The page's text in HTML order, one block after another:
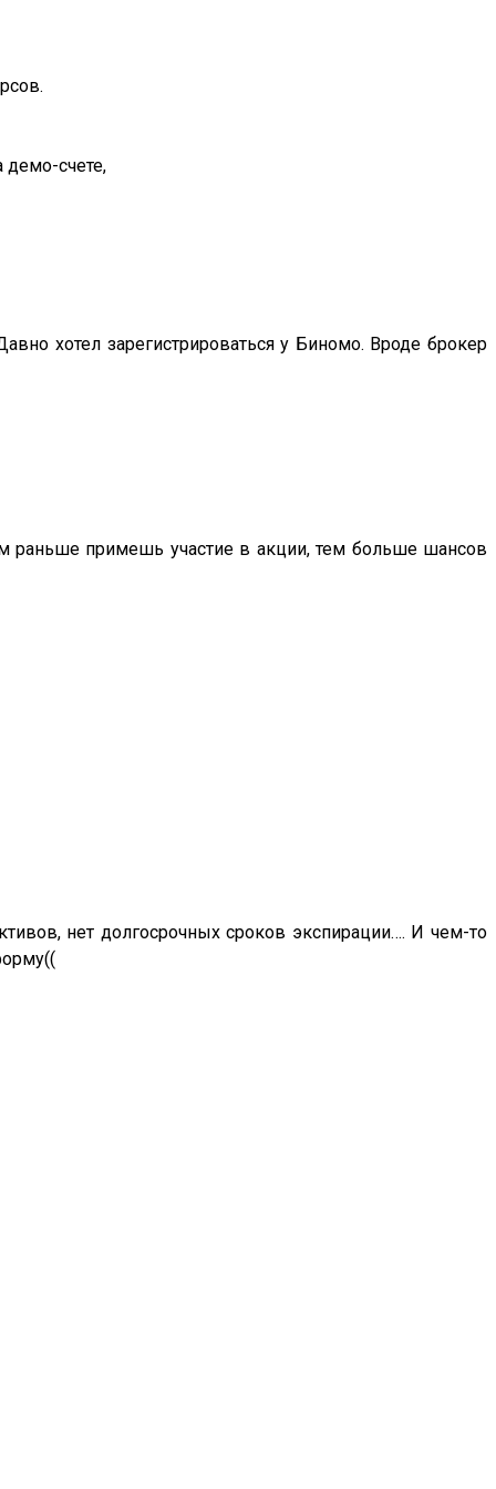
демо-счете,
хотел зарегистрироваться у Биномо. Вроде брокер
раньше примешь участие в акции, тем больше шансов
нет долгосрочных сроков экспирации…. И чем-то